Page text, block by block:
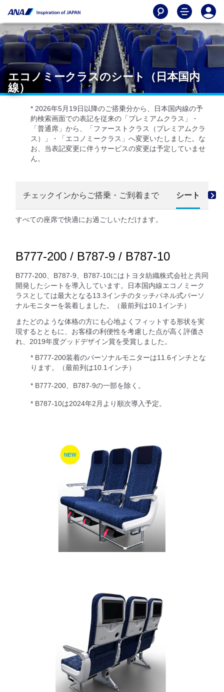
エコノミークラスのシート（日本国内
線）
* 2026年5月19日以降のご搭乗分から、日本国内線の予
約検索画面での表記を従来の「プレミアムクラス」・
「普通席」から、「ファーストクラス（プレミアムクラ
ス）」・「エコノミークラス」へ変更いたしました。な
お、当表記変更に伴うサービスの変更は予定していませ
ん。
チェックインからご搭乗・ご到着まで シート
すべての座席で快適にお過ごしいただけます。
B777-200 / B787-9 / B787-10
B777-200、B787-9、B787-10にはトヨタ紡織株式会社と共同
開発したシートを導入しています。日本国内線エコノミーク
ラスとしては最大となる13.3インチのタッチパネル式パーソ
ナルモニターを装着しました。（最前列は10.1インチ）
またどのような体格の方にも心地よくフィットする形状を実
現するとともに、お客様の利便性を考慮した点が高く評価さ
れ、2019年度グッドデザイン賞を受賞しました。
* B777-200装着のパーソナルモニターは11.6インチとな
ります。（最前列は10.1インチ）
* B777-200、B787-9の一部を除く。
* B787-10は2024年2月より順次導入予定。